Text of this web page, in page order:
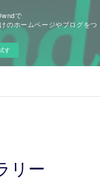
で
のホームページやブログをつ
す
リー